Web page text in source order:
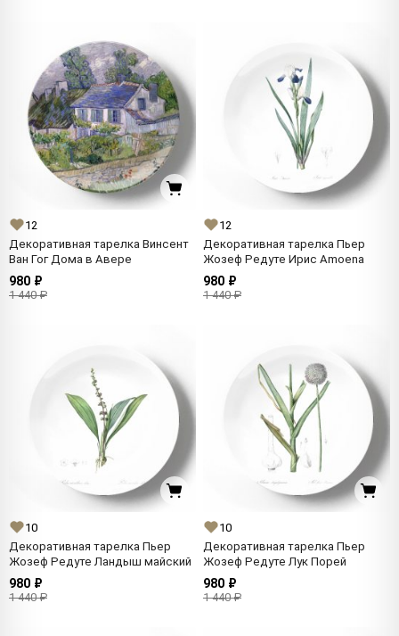
12
Декоративная тарелка Винсент
Ван Гог Дома в Авере
980 ₽
1 440 ₽
12
Декоративная тарелка Пьер
Жозеф Редуте Ирис Amoena
980 ₽
1 440 ₽
10
Декоративная тарелка Пьер
Жозеф Редуте Ландыш майский
980 ₽
1 440 ₽
10
Декоративная тарелка Пьер
Жозеф Редуте Лук Порей
980 ₽
1 440 ₽